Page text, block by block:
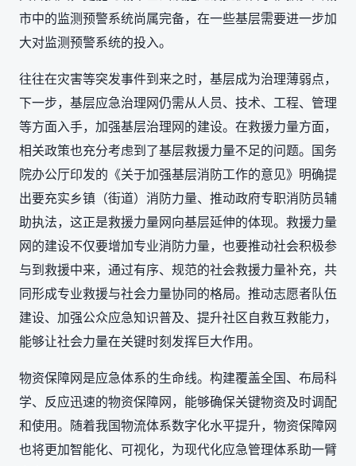
市中的监测预警系统尚属完备，在一些基层需要进一步加
大对监测预警系统的投入。
往往在灾害等突发事件到来之时，基层成为治理薄弱点，
下一步，基层应急治理网仍需从人员、技术、工程、管理
等方面入手，加强基层治理网的建设。在救援力量方面，
相关政策也充分考虑到了基层救援力量不足的问题。国务
院办公厅印发的《关于加强基层消防工作的意见》明确提
出要充实乡镇（街道）消防力量、推动政府专职消防员辅
助执法，这正是救援力量网向基层延伸的体现。救援力量
网的建设不仅要增加专业消防力量，也要推动社会积极参
与到救援中来，通过有序、规范的社会救援力量补充，共
同形成专业救援与社会力量协同的格局。推动志愿者队伍
建设、加强公众应急知识普及、提升社区自救互救能力，
能够让社会力量在关键时刻发挥巨大作用。
物资保障网是应急体系的生命线。构建覆盖全国、布局科
学、反应迅速的物资保障网，能够确保关键物资及时调配
和使用。随着我国物流体系数字化水平提升，物资保障网
也将更加智能化、可视化，为现代化应急管理体系助一臂